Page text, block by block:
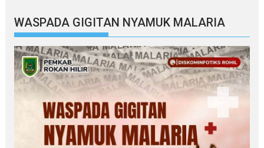
WASPADA GIGITAN NYAMUK MALARIA